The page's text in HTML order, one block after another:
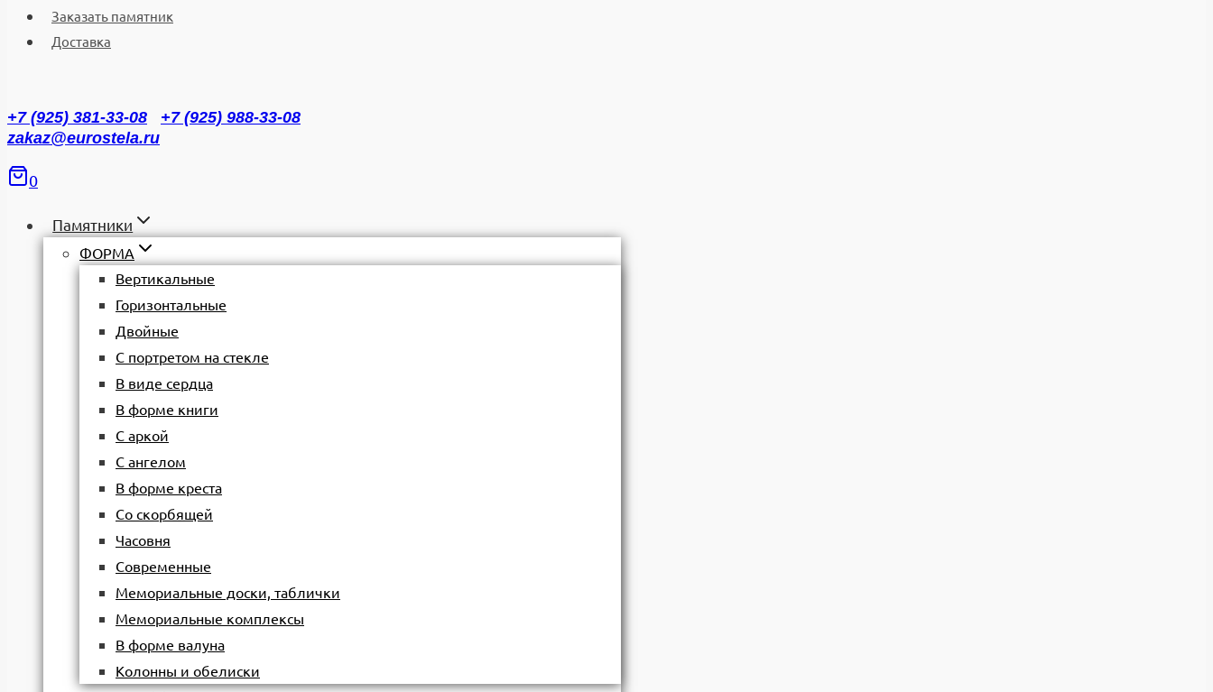
Заказать памятник
Доставка
+7 (925) 381-33-08
+7 (925) 988-33-08
zakaz@eurostela.ru
0
Памятники
ФОРМА
Вертикальные
Горизонтальные
Двойные
С портретом на стекле
В виде сердца
В форме книги
С аркой
С ангелом
В форме креста
Со скорбящей
Часовня
Современные
Мемориальные доски, таблички
Мемориальные комплексы
В форме валуна
Колонны и обелиски